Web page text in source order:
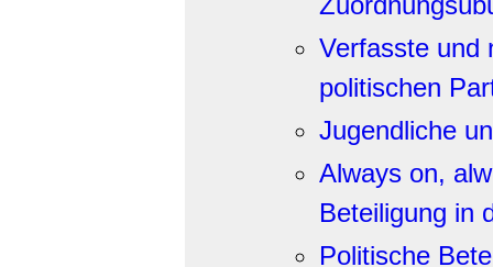
Verfasste und
politischen
Jugendliche
Always on,
Beteiligung in
Politische